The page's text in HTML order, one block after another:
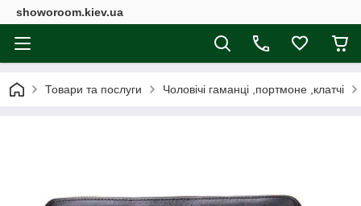
showoroom.kiev.ua
Товари та послуги Чоловічі гаманці ,портмоне ,клатчі